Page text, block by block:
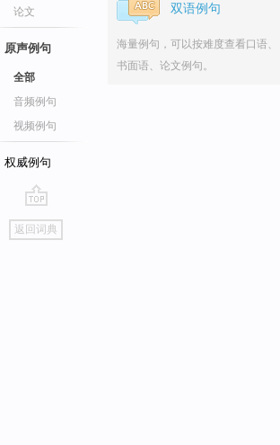
论文
原声例句
全部
音频例句
视频例句
权威例句
go
top
返回词典
双语例句
海量例句，可以按难度查看口语、
书面语、论文例句。